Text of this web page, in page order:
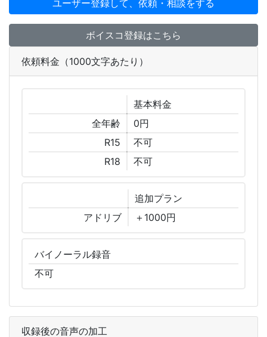
ユーザー登録して、依頼・相談をする
ボイスコ登録はこちら
依頼料金（1000文字あたり）
基本料金
全年齢
0円
R15
不可
R18
不可
追加プラン
アドリブ
＋1000円
バイノーラル録音
不可
収録後の音声の加工